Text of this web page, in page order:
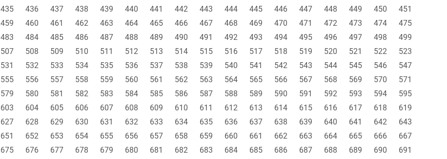
435 436 437 438 439 440 441 442 443 444 445 446 447 448 449 450
451
459 460 461 462 463 464 465 466 467 468 469 470 471 472 473 474
475
483 484 485 486 487 488 489 490 491 492 493 494 495 496 497 498
499
507 508 509 510 511 512 513 514 515 516 517 518 519 520 521 522
523
531 532 533 534 535 536 537 538 539 540 541 542 543 544 545 546
547
555 556 557 558 559 560 561 562 563 564 565 566 567 568 569 570
571
579 580 581 582 583 584 585 586 587 588 589 590 591 592 593 594
595
603 604 605 606 607 608 609 610 611 612 613 614 615 616 617 618
619
627 628 629 630 631 632 633 634 635 636 637 638 639 640 641 642
643
651 652 653 654 655 656 657 658 659 660 661 662 663 664 665 666
667
675 676 677 678 679 680 681 682 683 684 685 686 687 688 689 690
691